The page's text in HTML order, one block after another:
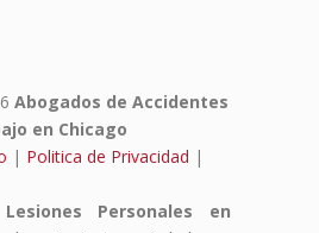
Abogados de Accidentes
en Chicago
| Politica de Privacidad |
Personales en